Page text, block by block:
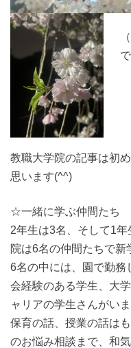
教職大学院の記事は初
思います(^^)
☆一緒に学ぶ仲間たち
2年生は3名、そして1
院は6名の仲間たちで新
6名の中には、園で勤務
会経験のある学生、大
ャリアの学生さんがいま
保育の話、授業の話は
のお悩み相談まで、和